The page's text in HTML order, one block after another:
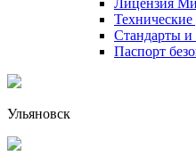
Лицензия
Технические
Стандарты и
Паспорт
Ульяновск